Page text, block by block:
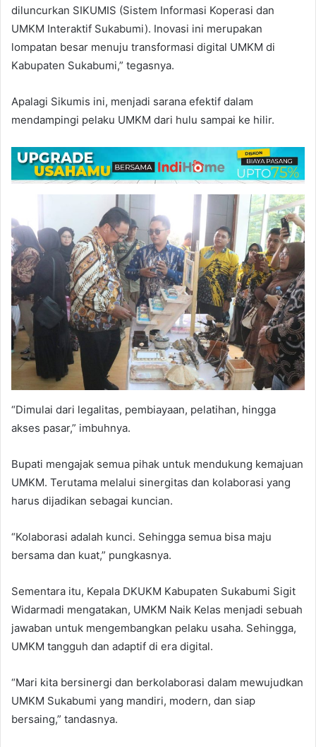
diluncurkan SIKUMIS (Sistem Informasi Koperasi dan
UMKM Interaktif Sukabumi). Inovasi ini merupakan
lompatan besar menuju transformasi digital UMKM di
Kabupaten Sukabumi,” tegasnya.
Apalagi Sikumis ini, menjadi sarana efektif dalam
mendampingi pelaku UMKM dari hulu sampai ke hilir.
“Dimulai dari legalitas, pembiayaan, pelatihan, hingga
akses pasar,” imbuhnya.
Bupati mengajak semua pihak untuk mendukung kemajuan
UMKM. Terutama melalui sinergitas dan kolaborasi yang
harus dijadikan sebagai kuncian.
“Kolaborasi adalah kunci. Sehingga semua bisa maju
bersama dan kuat,” pungkasnya.
Sementara itu, Kepala DKUKM Kabupaten Sukabumi Sigit
Widarmadi mengatakan, UMKM Naik Kelas menjadi sebuah
jawaban untuk mengembangkan pelaku usaha. Sehingga,
UMKM tangguh dan adaptif di era digital.
“Mari kita bersinergi dan berkolaborasi dalam mewujudkan
UMKM Sukabumi yang mandiri, modern, dan siap
bersaing,” tandasnya.